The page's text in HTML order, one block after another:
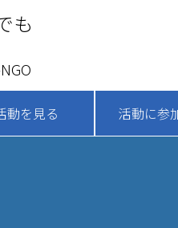
も
動を見る 活動に参